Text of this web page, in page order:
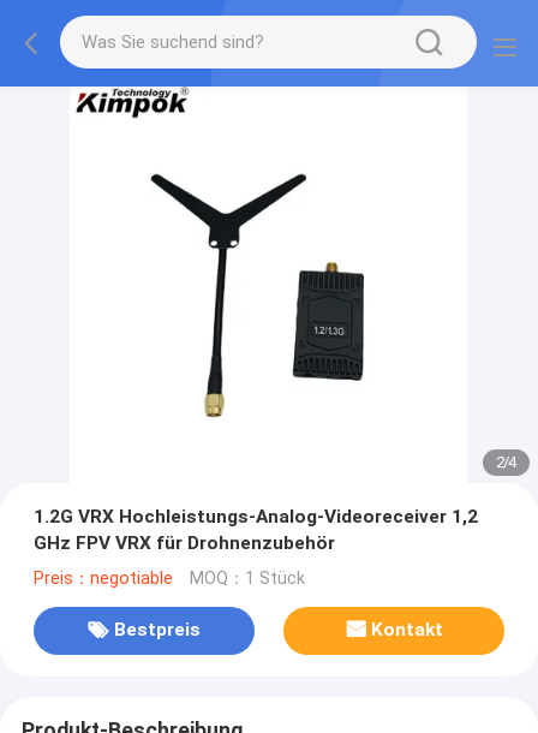
2/4
1.2G VRX Hochleistungs-Analog-Videoreceiver 1,2
GHz FPV VRX für Drohnenzubehör
Preis：negotiable MOQ：1 Stück
Bestpreis Kontakt